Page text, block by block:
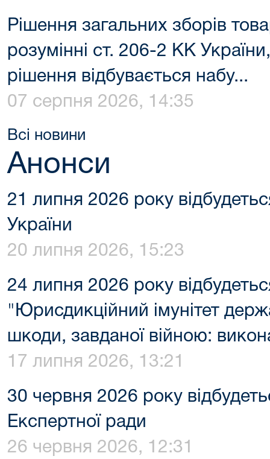
Рішення загальних зборів
розумінні ст. 206-2 КК
рішення відбувається набу...
07 серпня 2026, 14:35
Всі новини
Анонси
21 липня 2026 року
України
20 липня 2026, 15:23
24 липня 2026 року
"Юрисдикційний імунітет
шкоди, завданої війною:
17 липня 2026, 13:21
30 червня 2026 року
Експертної ради
26 червня 2026, 12:31